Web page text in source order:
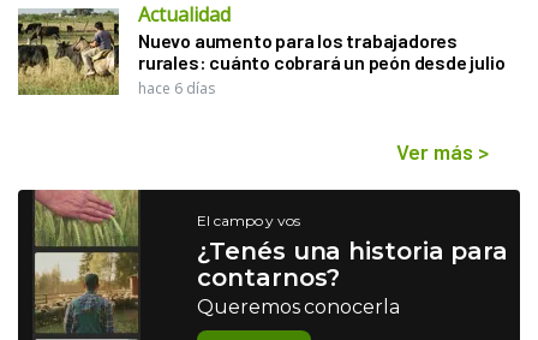
Actualidad
Nuevo aumento para los trabajadores
rurales: cuánto cobrará un peón desde julio
hace 6 días
Ver más >
El campo y vos
¿Tenés una historia para
contarnos?
Queremos conocerla